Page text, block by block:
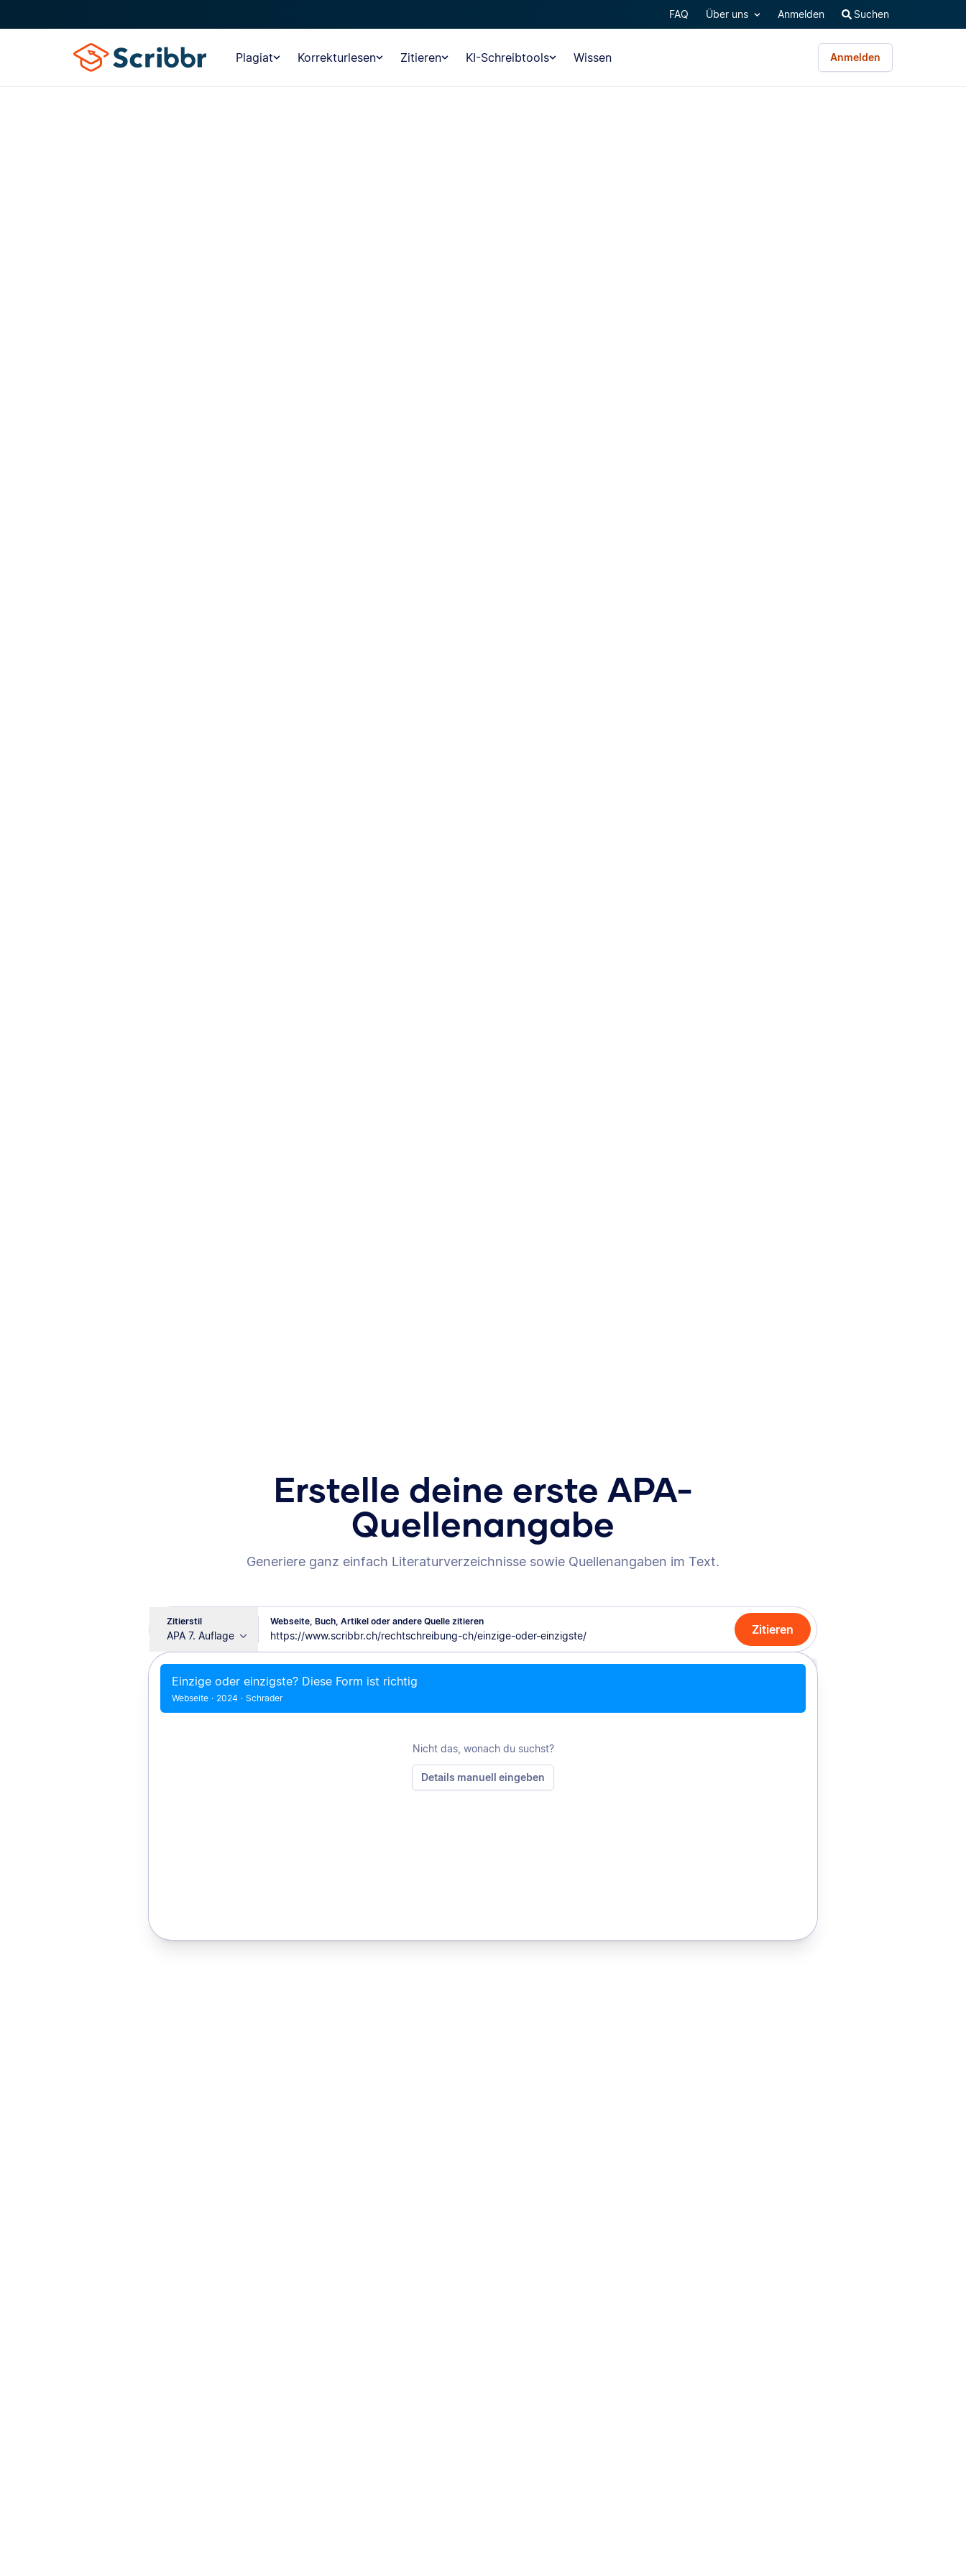
FAQ Über uns Anmelden Suchen
Plagiat Korrekturlesen Zitieren KI-Schreibtools Wissen Anmelden
Erstelle deine erste APA-
Quellenangabe
Generiere ganz einfach Literaturverzeichnisse sowie Quellenangaben im Text.
Webseite, Buch, Artikel oder andere Quelle zitieren
Zitierstil
APA 7. Auflage Zitieren
Mit Chrome zitieren Manuell zitieren
Einzige oder einzigste? Diese Form ist richtig
Webseite · 2024 · Schrader
Nicht das, wonach du suchst?
Details manuell eingeben